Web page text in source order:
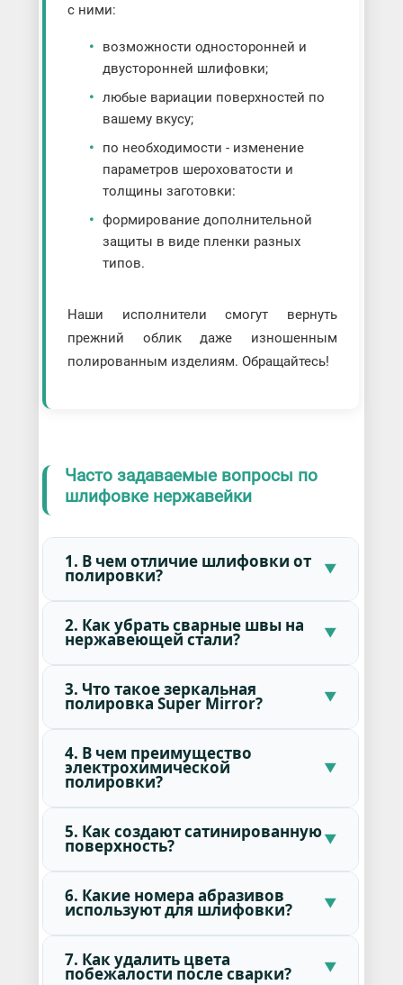
с ними:
возможности односторонней и
двусторонней шлифовки;
любые вариации поверхностей по
вашему вкусу;
по необходимости - изменение
параметров шероховатости и
толщины заготовки:
формирование дополнительной
защиты в виде пленки разных
типов.
Наши исполнители смогут вернуть
прежний облик даже изношенным
полированным изделиям. Обращайтесь!
Часто задаваемые вопросы по
шлифовке нержавейки
1. В чем отличие шлифовки от
полировки?
2. Как убрать сварные швы на
нержавеющей стали?
3. Что такое зеркальная
полировка Super Mirror?
4. В чем преимущество
электрохимической
полировки?
5. Как создают сатинированную
поверхность?
6. Какие номера абразивов
используют для шлифовки?
7. Как удалить цвета
побежалости после сварки?